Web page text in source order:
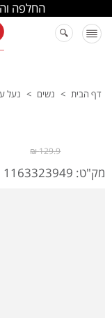
החלפה
דף הבית > נשים > נעל
129.9 ₪
מק"ט: 1163323949